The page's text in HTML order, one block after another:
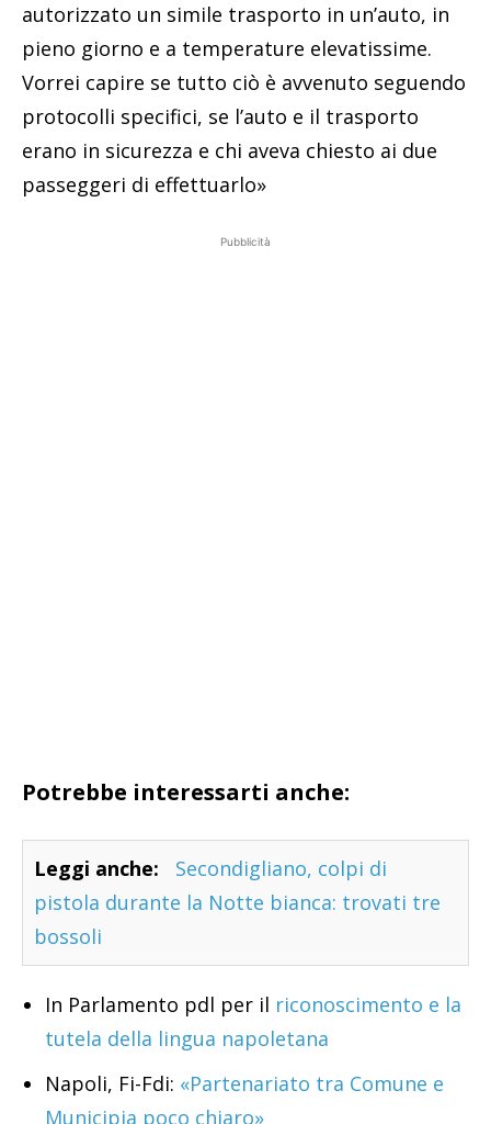
autorizzato un simile trasporto in un’auto, in
pieno giorno e a temperature elevatissime.
Vorrei capire se tutto ciò è avvenuto seguendo
protocolli specifici, se l’auto e il trasporto
erano in sicurezza e chi aveva chiesto ai due
passeggeri di effettuarlo»
Pubblicità
Potrebbe interessarti anche:
Leggi anche:
Secondigliano, colpi di
pistola durante la Notte bianca: trovati tre
bossoli
In Parlamento pdl per il riconoscimento e la
tutela della lingua napoletana
Napoli, Fi-Fdi: «Partenariato tra Comune e
Municipia poco chiaro»